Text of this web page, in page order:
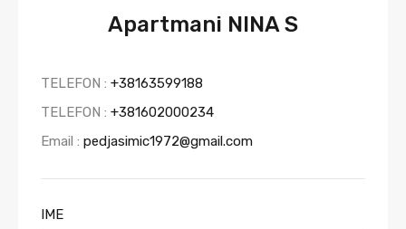
Apartmani NINA S
TELEFON : +38163599188
TELEFON : +381602000234
Email : pedjasimic1972@gmail.com
IME